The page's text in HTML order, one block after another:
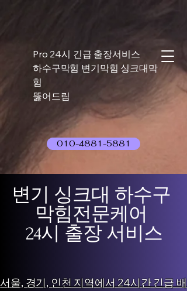
Pro 24시 긴급 출장서비스
하수구막힘 변기막힘 싱크대막
힘
뚫어드림
010-4881-5881
변기 싱크대 하수구
막힘전문케어
24시 출장 서비스
서울, 경기, 인천 지역에서 24시간 긴급 배